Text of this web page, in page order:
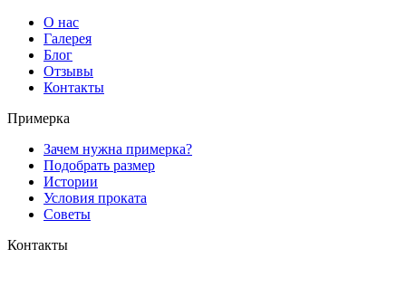
О нас
Галерея
Блог
Отзывы
Контакты
Примерка
Зачем нужна примерка?
Подобрать размер
Истории
Условия проката
Советы
Контакты